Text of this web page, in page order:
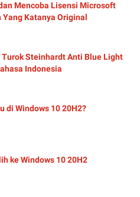
Mencoba Lisensi Microsoft
Yang Katanya Original
Turok Steinhardt Anti Blue Light
Indonesia
di Windows 10 20H2?
ke Windows 10 20H2